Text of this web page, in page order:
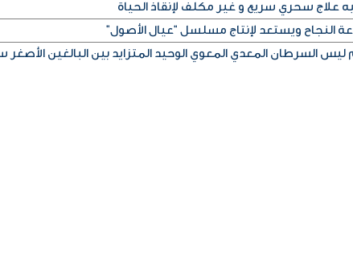
علاج سحري سريع و غير مكلف لإنقاذ الحياة
النجاح ويستعد لإنتاج مسلسل “عيال الأصول”
السرطان المعدي المعوي الوحيد المتزايد بين البالغين الأصغر